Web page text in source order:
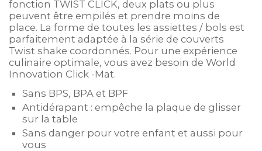
fonction TWIST CLICK, deux plats ou plus
peuvent être empilés et prendre moins de
place. La forme de toutes les assiettes / bols est
parfaitement adaptée à la série de couverts
Twist shake coordonnés. Pour une expérience
culinaire optimale, vous avez besoin de World
Innovation Click -Mat.
Sans BPS, BPA et BPF
Antidérapant : empêche la plaque de glisser
sur la table
Sans danger pour votre enfant et aussi pour
vous